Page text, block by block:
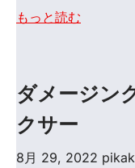
もっと読む
ダメージン
クサー
8月 29, 2022